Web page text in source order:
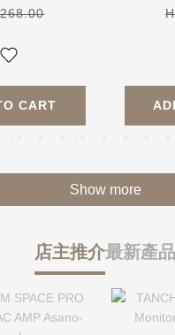
CART
Show more
店主推介最新產品